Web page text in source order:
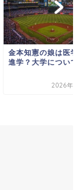
赤星憲広NHKで解説
いるのはなぜ？
2025年4